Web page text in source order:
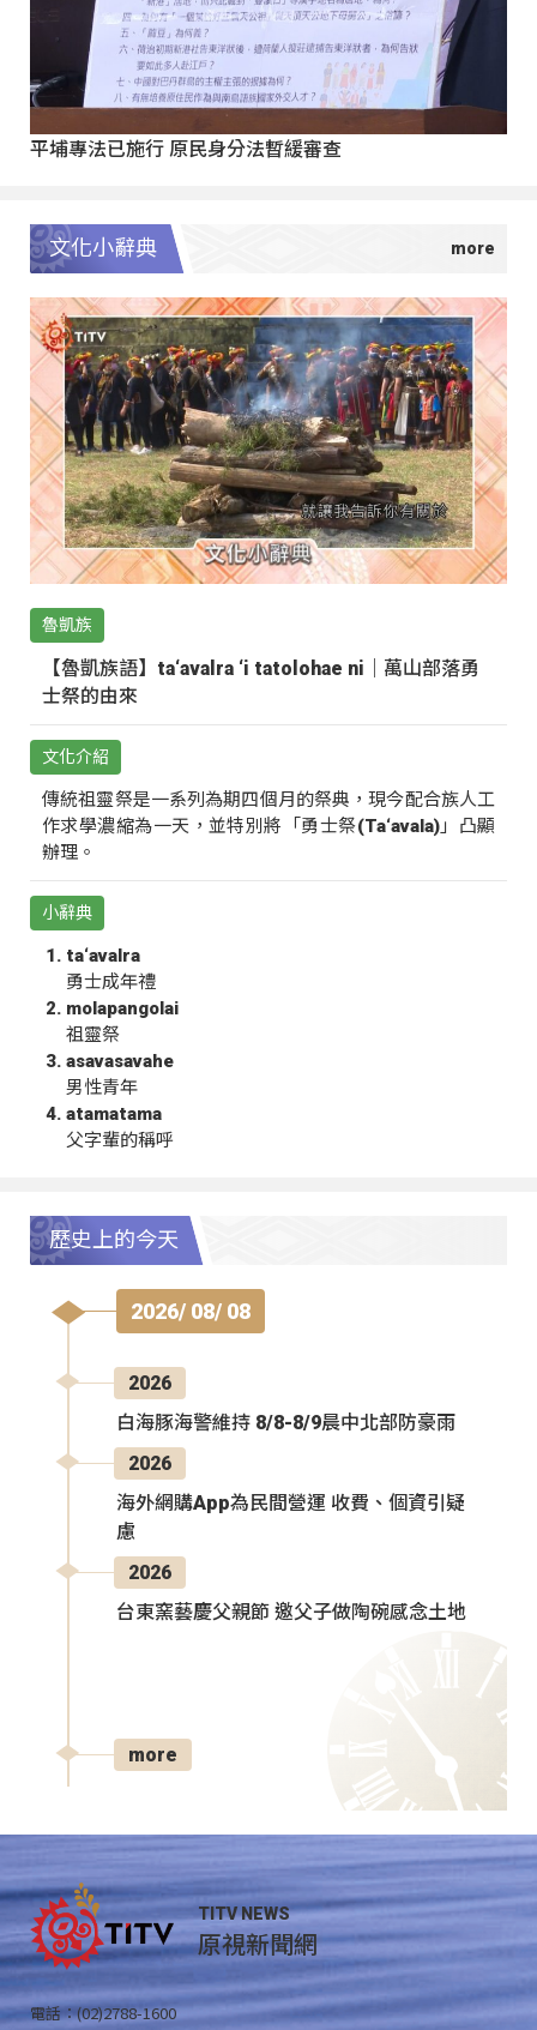
平埔專法已施行 原民身分法暫緩審查
文化小辭典
魯凱族
【魯凱族語】ta‘avalra ‘i tatolohae ni｜萬山部落勇
士祭的由來
文化介紹
傳統祖靈祭是一系列為期四個月的祭典，現今配合族人工
作求學濃縮為一天，並特別將「勇士祭(Ta‘avala)」凸顯
辦理。
小辭典
ta‘avalra
勇士成年禮
molapangolai
祖靈祭
asavasavahe
男性青年
atamatama
父字輩的稱呼
歷史上的今天
2026/ 08/ 08
2026
白海豚海警維持 8/8-8/9晨中北部防豪雨
2026
海外網購App為民間營運 收費、個資引疑
慮
2026
台東窯藝慶父親節 邀父子做陶碗感念土地
more
TITV NEWS
原視新聞網
電話：(02)2788-1600